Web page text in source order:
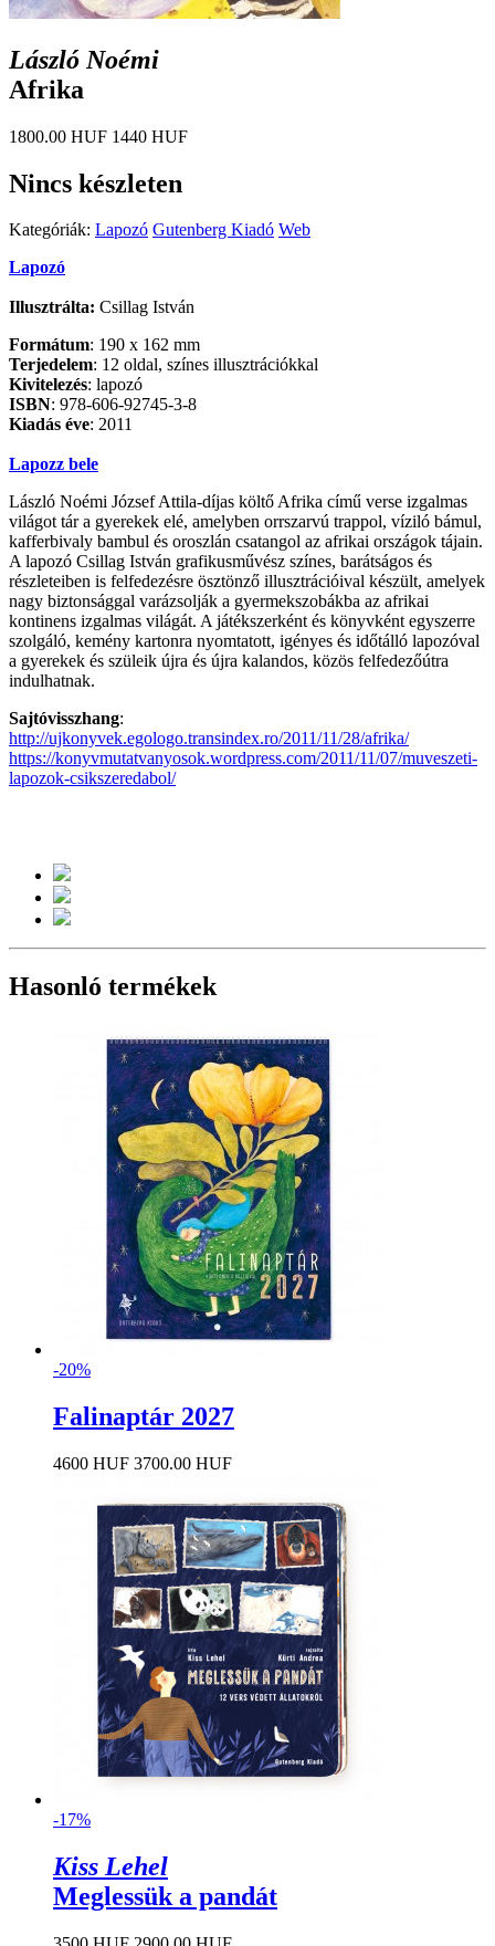
László Noémi
Afrika
1800.00 HUF 1440 HUF
Nincs készleten
Kategóriák: Lapozó Gutenberg Kiadó Web
Lapozó
Illusztrálta: Csillag István
Formátum: 190 x 162 mm
Terjedelem: 12 oldal, színes illusztrációkkal
Kivitelezés: lapozó
ISBN: 978-606-92745-3-8
Kiadás éve: 2011
Lapozz bele
László Noémi József Attila-díjas költő Afrika című verse izgalmas
világot tár a gyerekek elé, amelyben orrszarvú trappol, víziló bámul,
kafferbivaly bambul és oroszlán csatangol az afrikai országok tájain.
A lapozó Csillag István grafikusművész színes, barátságos és
részleteiben is felfedezésre ösztönző illusztrációival készült, amelyek
nagy biztonsággal varázsolják a gyermekszobákba az afrikai
kontinens izgalmas világát. A játékszerként és könyvként egyszerre
szolgáló, kemény kartonra nyomtatott, igényes és időtálló lapozóval
a gyerekek és szüleik újra és újra kalandos, közös felfedezőútra
indulhatnak.
Sajtóvisszhang:
http://ujkonyvek.egologo.transindex.ro/2011/11/28/afrika/
https://konyvmutatvanyosok.wordpress.com/2011/11/07/muveszeti-
lapozok-csikszeredabol/
Hasonló termékek
-20%
Falinaptár 2027
4600 HUF 3700.00 HUF
-17%
Kiss Lehel
Meglessük a pandát